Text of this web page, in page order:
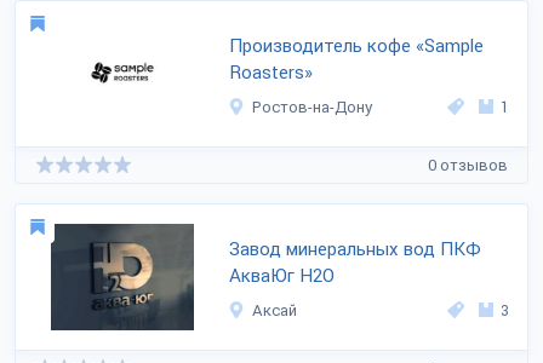
Производитель кофе «Sample
Roasters»
Ростов-на-Дону 1
0 отзывов
Завод минеральных вод ПКФ
АкваЮг Н2О
Аксай 3